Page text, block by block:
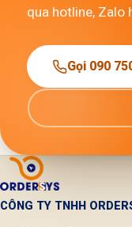
qua hotline, Zalo
Gọi 090
CÔNG TY TNHH